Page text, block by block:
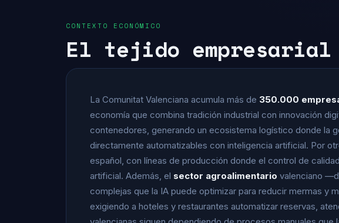
CONTEXTO ECONÓMICO
El tejido empresarial
La Comunitat Valenciana acumula más de 350.000
economía que combina tradición industrial con innovación
contenedores, generando un ecosistema logístico donde la
directamente automatizables con inteligencia artificial. Por
español, con líneas de producción donde el control de
artificial. Además, el sector agroalimentario valenciano
complejas que la IA puede optimizar para reducir mermas y
exigiendo a hoteles y restaurantes automatizar reservas,